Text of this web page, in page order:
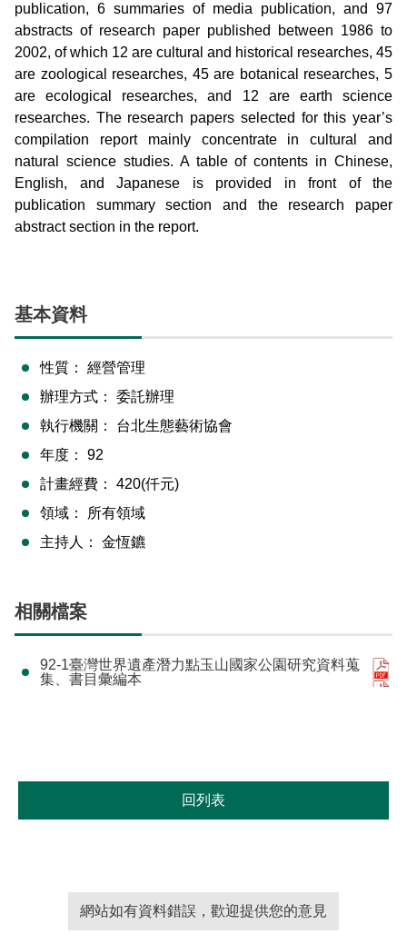
公共工程生態檢核專區
publication, 6 summaries of media publication, and 97
abstracts of research paper published between 1986 to
2002, of which 12 are cultural and historical researches, 45
are zoological researches, 45 are botanical researches, 5
are ecological researches, and 12 are earth science
researches. The research papers selected for this year’s
compilation report mainly concentrate in cultural and
natural science studies. A table of contents in Chinese,
English, and Japanese is provided in front of the
publication summary section and the research paper
abstract section in the report.
基本資料
性質：
經營管理
辦理方式：
委託辦理
執行機關：
台北生態藝術協會
年度：
92
計畫經費：
420(仟元)
領域：
所有領域
主持人：
金恆鑣
相關檔案
92-1臺灣世界遺產潛力點玉山國家公園研究資料蒐
集、書目彙編本
回列表
網站如有資料錯誤，歡迎提供您的意見